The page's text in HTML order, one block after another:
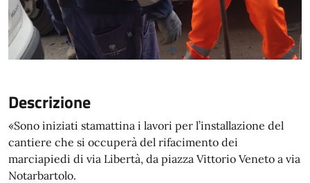
Descrizione
«Sono iniziati stamattina i lavori per l’installazione del
cantiere che si occuperà del rifacimento dei
marciapiedi di via Libertà, da piazza Vittorio Veneto a via
Notarbartolo.